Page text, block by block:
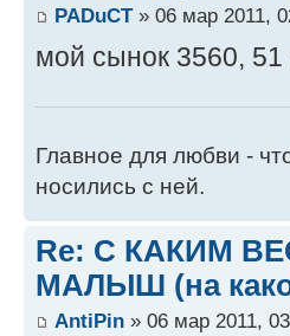
PADuCT» 06 мар 2011,
мой сынок 3560, 51
Главное для любви -
носились с ней.
Re: С КАКИМ
МАЛЫШ (на
AntiPin » 06 мар 2011,